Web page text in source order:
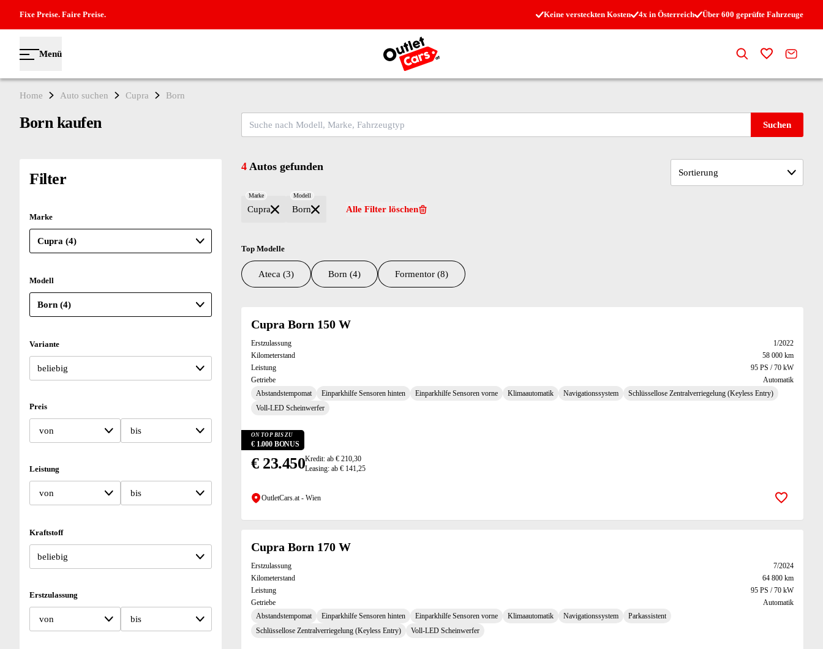
Fixe Preise. Faire Preise. Keine versteckten Kosten 4x in Österreich Über 600 geprüfte Fahrzeuge
Menü
Zur Startseite
SucheZur
Home Auto suchen Cupra Born
Born kaufen Suchen
Filter
Marke
Modell
Variante
Preis
von bis
Leistung
von bis
Kraftstoff
Erstzulassung
von bis
4 Autos gefunden
Cupra
Marke
Born
Modell
Alle Filter löschen
Top Modelle
Ateca (3) Born (4) Formentor (8)
Cupra Born 150 W
Erstzulassung
1/2022
Kilometerstand
58 000 km
Leistung
95 PS / 70 kW
Getriebe
Automatik
Abstandstempomat
Einparkhilfe Sensoren hinten Einparkhilfe Sensoren vorne Klimaautomatik Navigationssystem
Schlüssellose Zentralverriegelung (Keyless Entry)
Voll-LED Scheinwerfer
ON TOP BIS ZU
€ 1.000 BONUS
€ 23.450Kredit: ab € 210,30
Leasing: ab € 141,25
OutletCars.at - Wien Zur
Cupra Born 170 W
Erstzulassung
7/2024
Kilometerstand
64 800 km
Leistung
95 PS / 70 kW
Getriebe
Automatik
Abstandstempomat
Einparkhilfe Sensoren hinten Einparkhilfe Sensoren vorne Klimaautomatik Navigationssystem
Parkassistent
Schlüssellose Zentralverriegelung (Keyless Entry)
Voll-LED Scheinwerfer